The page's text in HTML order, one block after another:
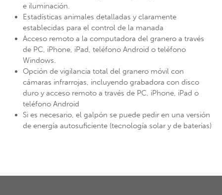
e iluminación.
Estadísticas animales detalladas y claramente
establecidas para el control de la manada
Acceso remoto a la computadora del granero a través
de PC, iPhone, iPad, teléfono Android o teléfono
Windows.
Opción de vigilancia total del granero móvil con
cámaras infrarrojas, incluyendo grabadora con disco
duro y acceso remoto a través de PC, iPhone, iPad o
teléfono Android
Si es necesario, el galpón se puede pedir en una versión
de energía autosuficiente (tecnología solar y de baterías)